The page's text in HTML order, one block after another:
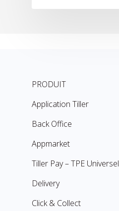
PRODUIT
Application Tiller
Back Office
Appmarket
Tiller Pay – TPE Universel
Delivery
Click & Collect